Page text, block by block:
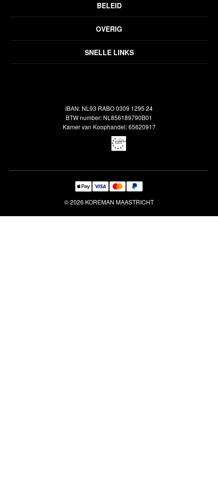
SNELLE LINKS
OVERIG
Veelgestelde vragen
BELEID
Verzendbeleid
IBAN: NL93 RABO 0309 1295 24
BTW number: NL856189790B01
Kamer van Koophandel: 65620917
© 2026 KOREMAN MAASTRICHT